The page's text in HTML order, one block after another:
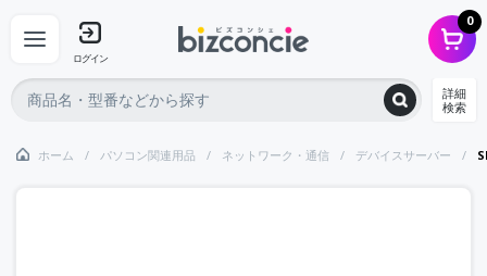
ログイン
0
詳細
検索
ホーム パソコン関連用品 ネットワーク・通信 デバイスサーバー